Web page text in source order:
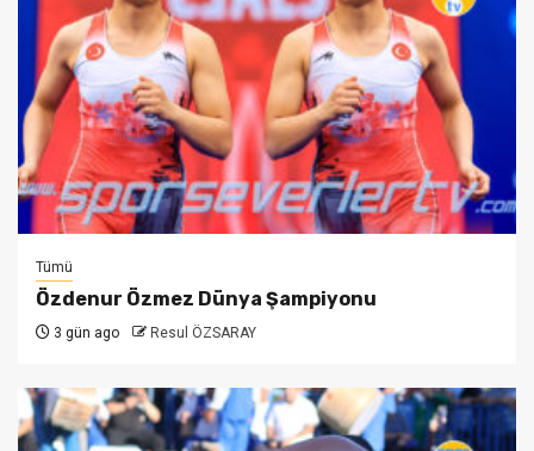
Tümü
Özdenur Özmez Dünya Şampiyonu
3 gün ago Resul ÖZSARAY